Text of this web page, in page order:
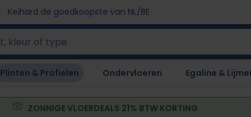
Keihard de goedkoopste van NL/BE
Plinten & Profielen Ondervloeren Egaline &
ZONNIGE VLOERDEALS 21% BTW KORTING